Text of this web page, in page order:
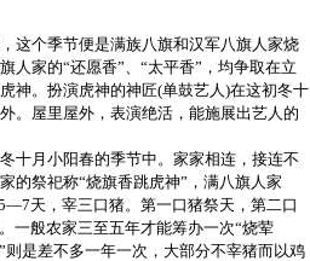
这个季节便是满族八旗和汉军八旗人家烧
人家的“还愿香”、“太平香”，均争取在立
神。扮演虎神的神匠(单鼓艺人)在这初冬十
。屋里屋外，表演绝活，能施展出艺人的
月小阳春的季节中。家家相连，接连不
的祭祀称“烧旗香跳虎神”，满八旗人家
天，宰三口猪。第一口猪祭天，第二口
一般农家三至五年才能筹办一次“烧荤
则是差不多一年一次，大部分不宰猪而以鸡